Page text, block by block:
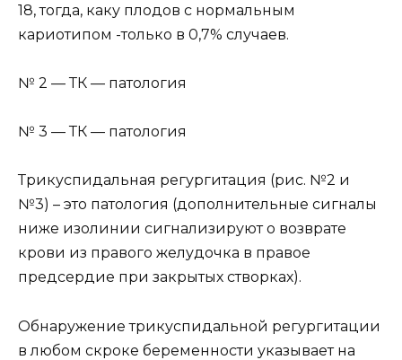
18, тогда, каку плодов с нормальным
кариотипом -только в 0,7% случаев.
№ 2 — ТК — патология
№ 3 — ТК — патология
Трикуспидальная регургитация (рис. №2 и
№3) – это патология (дополнительные сигналы
ниже изолинии сигнализируют о возврате
крови из правого желудочка в правое
предсердие при закрытых створках).
Обнаружение трикуспидальной регургитации
в любом скроке беременности указывает на